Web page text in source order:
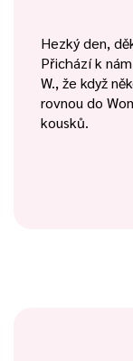
Hezký den,
Přichází k
W., že když
rovnou do
kousků.